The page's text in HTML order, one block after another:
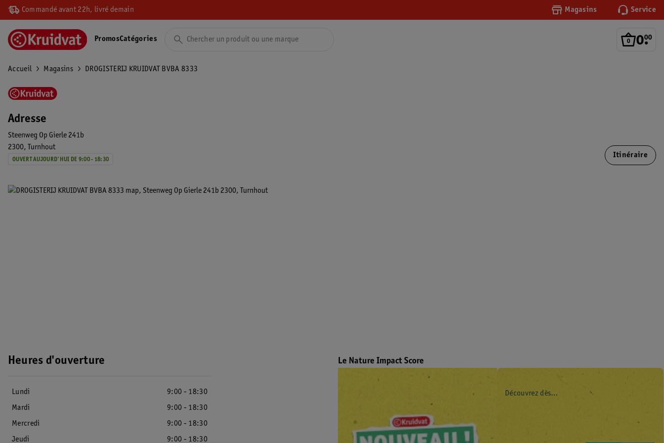
Commandé avant 22h, livré demain Magasins Service
0.
00
PromosCatégories
Accueil Magasins DROGISTERIJ KRUIDVAT BVBA 8333
Adresse
Steenweg Op Gierle 241b
2300
Turnhout
OUVERT AUJOURD'HUI DE 9:00 - 18:30
Itinéraire
Heures d'ouverture
Lundi
9:00 - 18:30
Mardi
9:00 - 18:30
Mercredi
9:00 - 18:30
Jeudi
9:00 - 18:30
Le Nature Impact Score
Découvrez dès